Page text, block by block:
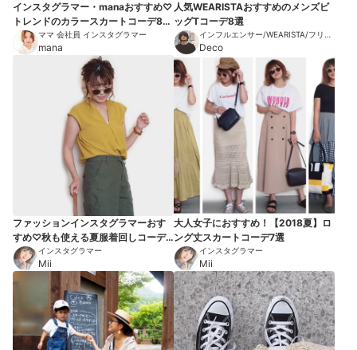
インスタグラマー・manaおすすめ♡
トレンドのカラースカートコーデ8選
【2018秋】
ママ 会社員 インスタグラマー
mana
人気WEARISTAおすすめのメンズビ
ッグTコーデ8選
インフルエンサー/WEARISTA/フリー
モデル/ECディレクター/バイヤー
Deco
ファッションインスタグラマーおす
すめ♡秋も使える夏服着回しコーデ7
選【2018秋】
インスタグラマー
Mii
大人女子におすすめ！【2018夏】ロ
ング丈スカートコーデ7選
インスタグラマー
Mii